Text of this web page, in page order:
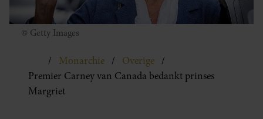
© Getty Images
Monarchie
Overige
Premier Carney van Canada bedankt prinses
Margriet